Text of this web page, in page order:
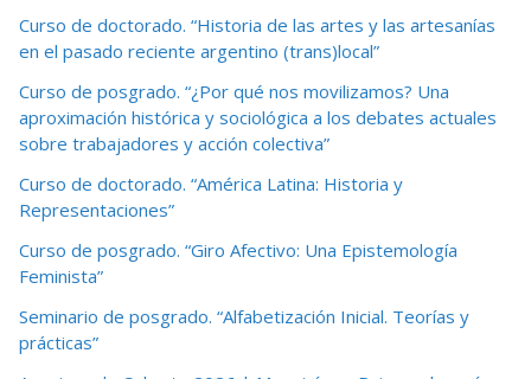
Curso de doctorado. “Historia de las artes y las artesanías
en el pasado reciente argentino (trans)local”
Curso de posgrado. “¿Por qué nos movilizamos? Una
aproximación histórica y sociológica a los debates actuales
sobre trabajadores y acción colectiva”
Curso de doctorado. “América Latina: Historia y
Representaciones”
Curso de posgrado. “Giro Afectivo: Una Epistemología
Feminista”
Seminario de posgrado. “Alfabetización Inicial. Teorías y
prácticas”